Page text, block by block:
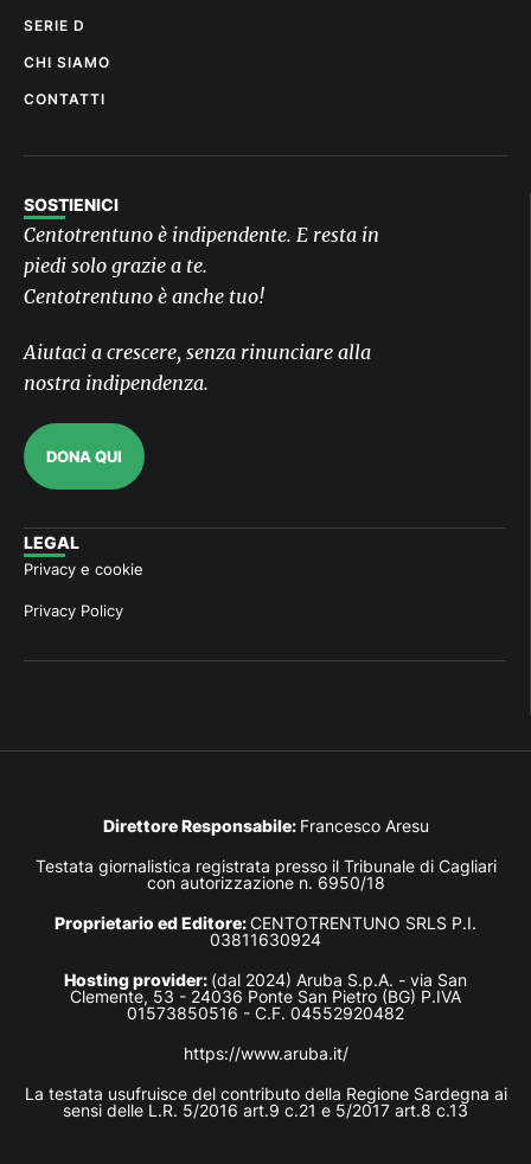
SERIE D
CHI SIAMO
CONTATTI
SOSTIENICI
Centotrentuno è indipendente. E resta in
piedi solo grazie a te.
Centotrentuno è anche tuo!
Aiutaci a crescere, senza rinunciare alla
nostra indipendenza.
DONA QUI
LEGAL
Privacy e cookie
Privacy Policy
Direttore Responsabile: Francesco Aresu
Testata giornalistica registrata presso il Tribunale di Cagliari
con autorizzazione n. 6950/18
Proprietario ed Editore:CENTOTRENTUNO SRLS P.I.
03811630924
Hosting provider: (dal 2024) Aruba S.p.A. - via San
Clemente, 53 - 24036 Ponte San Pietro (BG) P.IVA
01573850516 - C.F. 04552920482
https://www.aruba.it/
La testata usufruisce del contributo della Regione Sardegna ai
sensi delle L.R. 5/2016 art.9 c.21 e 5/2017 art.8 c.13